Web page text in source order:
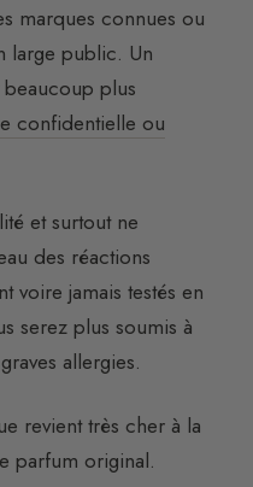
marques connues ou
large public. Un
plus
confidentielle ou
et surtout ne
des réactions
voire jamais testés en
serez plus soumis à
allergies.
revient très cher à la
parfum original.